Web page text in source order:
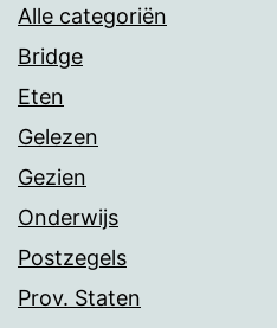
Alle categoriën
Bridge
Eten
Gelezen
Gezien
Onderwijs
Postzegels
Prov. Staten